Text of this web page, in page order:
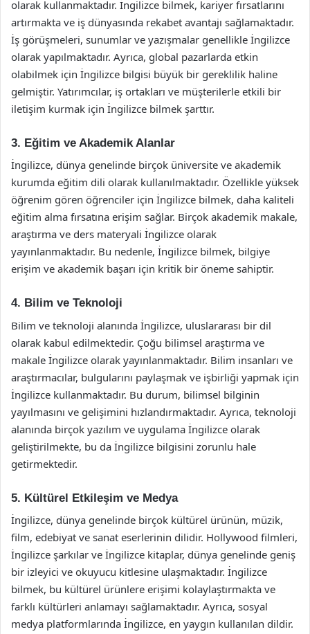
olarak kullanmaktadır. İngilizce bilmek, kariyer fırsatlarını
artırmakta ve iş dünyasında rekabet avantajı sağlamaktadır.
İş görüşmeleri, sunumlar ve yazışmalar genellikle İngilizce
olarak yapılmaktadır. Ayrıca, global pazarlarda etkin
olabilmek için İngilizce bilgisi büyük bir gereklilik haline
gelmiştir. Yatırımcılar, iş ortakları ve müşterilerle etkili bir
iletişim kurmak için İngilizce bilmek şarttır.
3. Eğitim ve Akademik Alanlar
İngilizce, dünya genelinde birçok üniversite ve akademik
kurumda eğitim dili olarak kullanılmaktadır. Özellikle yüksek
öğrenim gören öğrenciler için İngilizce bilmek, daha kaliteli
eğitim alma fırsatına erişim sağlar. Birçok akademik makale,
araştırma ve ders materyali İngilizce olarak
yayınlanmaktadır. Bu nedenle, İngilizce bilmek, bilgiye
erişim ve akademik başarı için kritik bir öneme sahiptir.
4. Bilim ve Teknoloji
Bilim ve teknoloji alanında İngilizce, uluslararası bir dil
olarak kabul edilmektedir. Çoğu bilimsel araştırma ve
makale İngilizce olarak yayınlanmaktadır. Bilim insanları ve
araştırmacılar, bulgularını paylaşmak ve işbirliği yapmak için
İngilizce kullanmaktadır. Bu durum, bilimsel bilginin
yayılmasını ve gelişimini hızlandırmaktadır. Ayrıca, teknoloji
alanında birçok yazılım ve uygulama İngilizce olarak
geliştirilmekte, bu da İngilizce bilgisini zorunlu hale
getirmektedir.
5. Kültürel Etkileşim ve Medya
İngilizce, dünya genelinde birçok kültürel ürünün, müzik,
film, edebiyat ve sanat eserlerinin dilidir. Hollywood filmleri,
İngilizce şarkılar ve İngilizce kitaplar, dünya genelinde geniş
bir izleyici ve okuyucu kitlesine ulaşmaktadır. İngilizce
bilmek, bu kültürel ürünlere erişimi kolaylaştırmakta ve
farklı kültürleri anlamayı sağlamaktadır. Ayrıca, sosyal
medya platformlarında İngilizce, en yaygın kullanılan dildir.